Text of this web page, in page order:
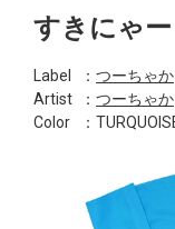
すきにゃー
Label ： つーちゃか
Artist
： つーちゃか
Color
：